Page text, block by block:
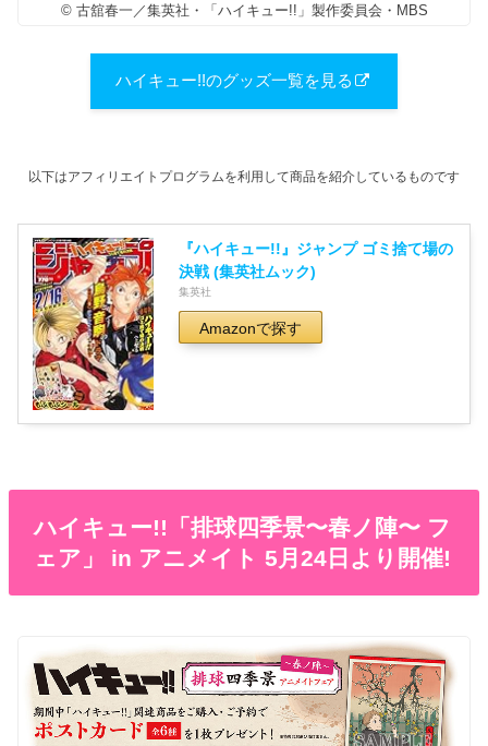
© 古舘春一／集英社・「ハイキュー!!」製作委員会・MBS
ハイキュー!!のグッズ一覧を見る
以下はアフィリエイトプログラムを利用して商品を紹介しているものです
『ハイキュー!!』ジャンプ ゴミ捨て場の
決戦 (集英社ムック)
集英社
Amazonで探す
ハイキュー!!「排球四季景〜春ノ陣〜 フ
ェア」 in アニメイト 5月24日より開催!